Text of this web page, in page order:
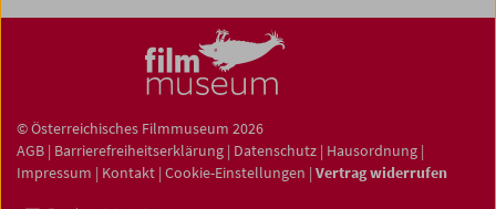
© Österreichisches Filmmuseum 2026
AGB | Barrierefreiheitserklärung | Datenschutz | Hausordnung |
Impressum | Kontakt | Cookie-Einstellungen | Vertrag widerrufen